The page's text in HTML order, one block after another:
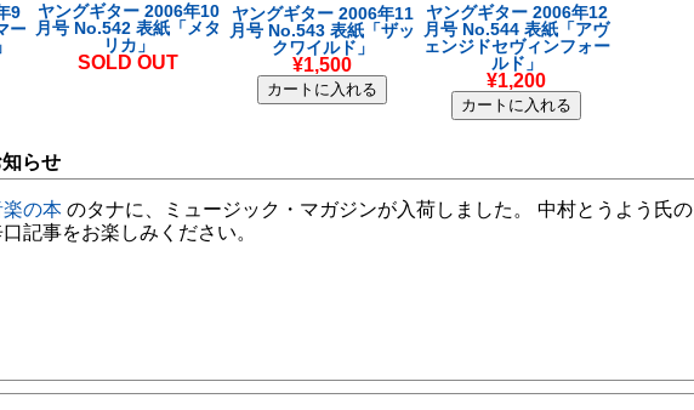
9
ー
ヤングギター 2006年10
月号 No.542 表紙「メタ
リカ」
SOLD OUT
ヤングギター 2006年11
月号 No.543 表紙「ザッ
クワイルド」
¥1,500
ヤングギター 2006年12
月号 No.544 表紙「アヴ
ェンジドセヴィンフォー
ルド」
¥1,200
らせ
楽の本 のタナに、ミュージック・マガジンが入荷しました。 中村とうよう氏の
記事をお楽しみください。